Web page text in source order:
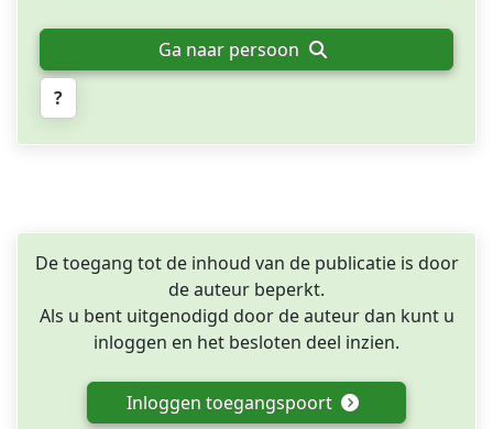
Ga naar persoon
?
De toegang tot de inhoud van de publicatie is door
de auteur beperkt.
Als u bent uitgenodigd door de auteur dan kunt u
inloggen en het besloten deel inzien.
Inloggen toegangspoort